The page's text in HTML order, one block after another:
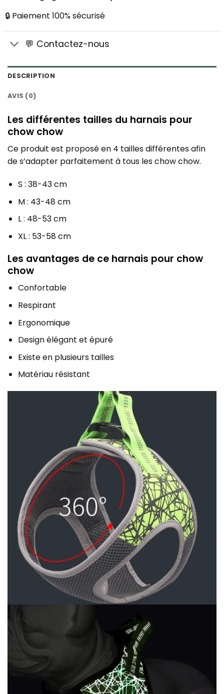
🔒 Paiement 100% sécurisé
💬 Contactez-nous
DESCRIPTION
AVIS (0)
Les différentes tailles du harnais pour
chow chow
Ce produit est proposé en 4 tailles différentes afin
de s’adapter parfaitement à tous les chow chow.
S : 38-43 cm
M : 43-48 cm
L : 48-53 cm
XL : 53-58 cm
Les avantages de ce harnais pour chow
chow
Confortable
Respirant
Ergonomique
Design élégant et épuré
Existe en plusieurs tailles
Matériau résistant